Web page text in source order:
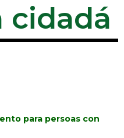
cidadá
para persoas con